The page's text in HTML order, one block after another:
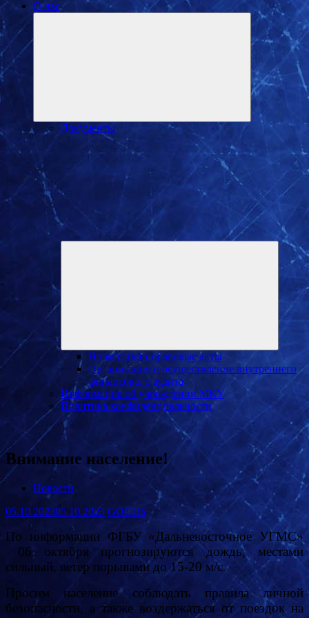
О нас
Развернуть
дочернее
меню
Документы
меню
Нормативно-правовые акты
Организация и осуществление внутреннего
финансового аудита
Информация об учреждении МКУ
Политика конфиденциальности
Внимание население!
Новости
05.10.202305.10.2023 GOCHS
По информации ФГБУ «Дальневосточное УГМС»
06 октября прогнозируются дождь, местами
сильный, ветер порывами до 15-20 м/с.
Просим население соблюдать правила личной
безопасности, а также воздержаться от поездок на